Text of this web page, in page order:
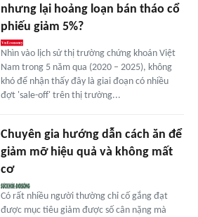
nhưng lại hoảng loạn bán tháo cổ
phiếu giảm 5%?
Nhìn vào lịch sử thị trường chứng khoán Việt
Nam trong 5 năm qua (2020 – 2025), không
khó để nhận thấy đây là giai đoạn có nhiều
đợt 'sale-off' trên thị trường...
Chuyên gia hướng dẫn cách ăn để
giảm mỡ hiệu quả và không mất
cơ
Có rất nhiều người thường chỉ cố gắng đạt
được mục tiêu giảm được số cân nặng mà